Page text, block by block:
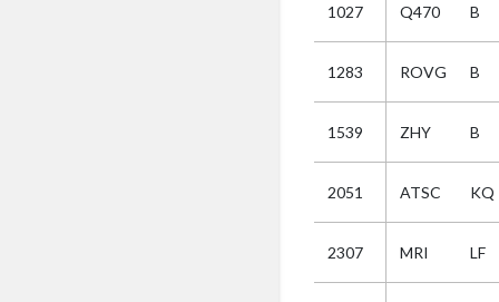
1027 Q470 B
1283 ROVG B
1539 ZHY B
2051 ATSC KQ
2307 MRI LF